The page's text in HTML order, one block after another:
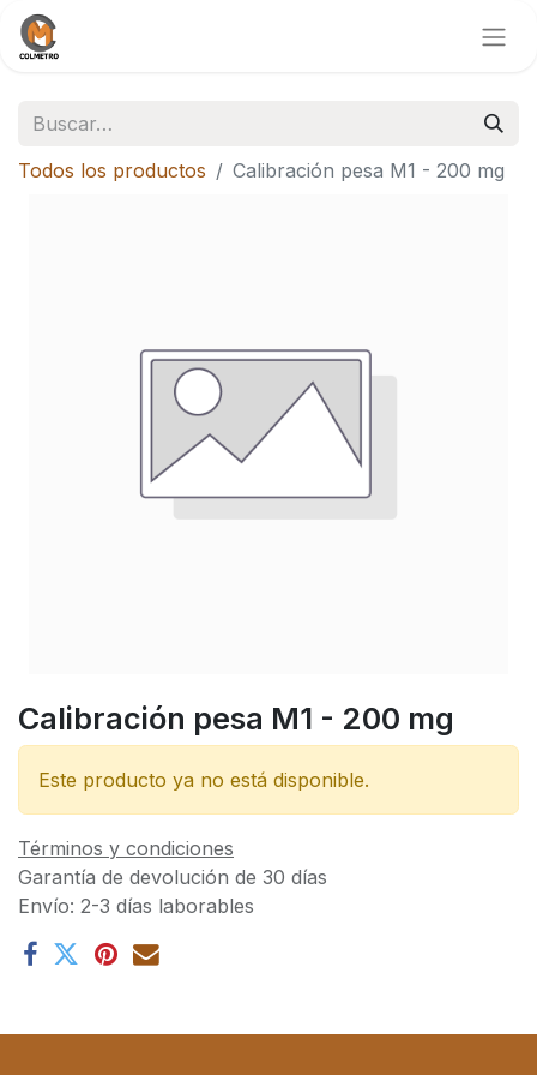
Todos los productos Calibración pesa M1 - 200 mg
Calibración pesa M1 - 200 mg
Este producto ya no está disponible.
Términos y condiciones
Garantía de devolución de 30 días
Envío: 2-3 días laborables